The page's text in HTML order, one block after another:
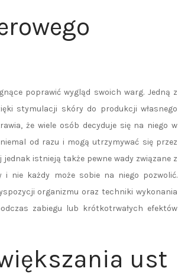
poprawić wygląd swoich warg. Jedną z
stymulacji skóry do produkcji własnego
że wiele osób decyduje się na niego w
od razu i mogą utrzymywać się przez
istnieją także pewne wady związane z
i nie każdy może sobie na niego pozwolić.
organizmu oraz techniki wykonania
zabiegu lub krótkotrwałych efektów
ust